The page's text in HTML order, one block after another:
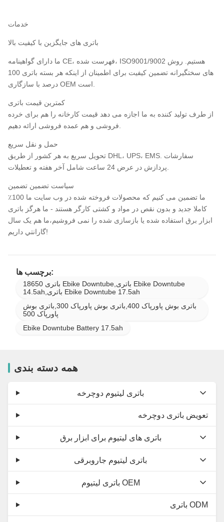
خدمات
باتری های جایگزین با کیفیت بالا
ما دارای گواهینامه CE، فهرست شده، ISO9001/9002 هستیم. روش
های سختگیرانه تضمین کیفیت برای اطمینان از اینکه هر بسته باتری 100
درصد با سازگاری OEM است.
کمترین قیمت باتری
از طرف تولید کننده به ما اجازه می دهد قیمت کارخانه را هم برای خرده
فروشی و هم عمده فروشی ارائه دهیم.
حمل و نقل سریع
تحویل سریع به هر کشور از طریق DHL، UPS، EMS. سفارشات
پردازش در عرض 24 ساعت شامل آخر هفته و تعطیلات.
سیاست تضمین تضمین
ما تضمین می کنیم که محصولات فروخته شده در وب سایت ما 100٪
کاملا جدید و بدون نقص در مواد و کشتی کارگر هستند - ما هرگز باتری
ابزار برق استفاده شده یا بازسازی شده را نمی فروشیم،ما هم يک سال
گارانتي داريم!
برچسب ها:
18650 باتری Ebike Downtube,باتری Ebike Downtube
14.5ah,باتری Ebike Downtube 17.5ah
باتری بوش پاورپاک 400,باتری بوش پاورپاک 300,باتری بوش
پاورپاک 500
Ebike Downtube Battery 17.5ah
همه دسته بندی
باتری لیتیوم دوچرخه
تعویض باتری دوچرخه
باتری های لیتیوم برای ابزار برق
باتری لیتیوم جاروبرقی
باتری لیتیوم OEM
باتری ODM